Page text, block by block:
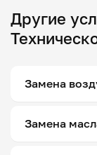
Другие
Замена
Замена